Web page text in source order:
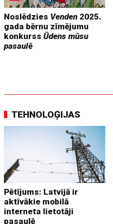
Noslēdzies Venden 2025.
gada bērnu zīmējumu
konkurssŪdens mūsu
pasaulē
TEHNOLOĢIJAS
Pētījums: Latvijā ir
aktīvākie mobilā
interneta lietotāji
pasaulē